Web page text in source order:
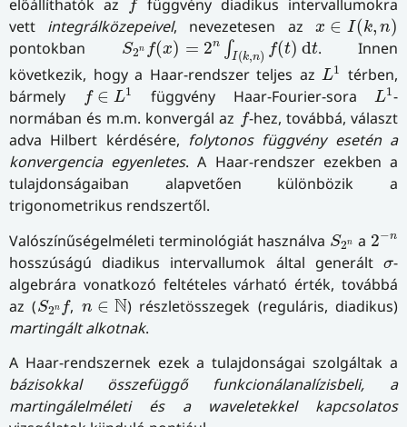
előállíthatók az
ffüggvény diadikus intervallumokra
vett integrálközepeivel, nevezetesen az x ∈ I(k, n)
x∈I(k,n)
pontokban S2n f(x) = 2n ∫I(k,n) f(t) dt
S2nf(x) 2n∫I(k,n)f(t)dt
. Innen
következik, hogy a Haar-rendszer teljes azL1
L1 térben,
bármely
f ∈ L1
f∈L1 függvény Haar-Fourier-soraL1
L1-
normában és m.m. konvergál az f
f-hez, továbbá, választ
adva Hilbert kérdésére, folytonos függvény esetén a
konvergencia egyenletes. A Haar-rendszer ezekben a
tulajdonságaiban alapvetően különbözik a
trigonometrikus rendszertől.
Valószínűségelméleti terminológiát használva S2n
S2 n
a 2−n
2−n
hosszúságú diadikus intervallumok által generált σ
σ-
algebrára vonatkozó feltételes várható érték, továbbá
az (S2n f
S2nf
, n ∈ N
n∈N ) részletösszegek (reguláris, diadikus)
martingált alkotnak.
A Haar-rendszernek ezek a tulajdonságai szolgáltak a
bázisokkal összefüggő funkcionálanalízisbeli, a
martingálelméleti és a waveletekkel kapcsolatos